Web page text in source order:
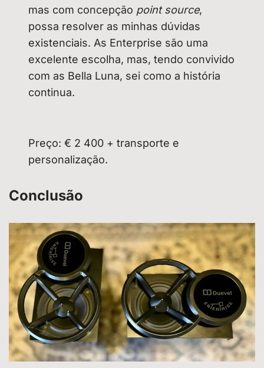
mas com concepção point source,
possa resolver as minhas dúvidas
existenciais. As Enterprise são uma
excelente escolha, mas, tendo convivido
com as Bella Luna, sei como a história
continua.
Preço: € 2 400 + transporte e
personalização.
Conclusão